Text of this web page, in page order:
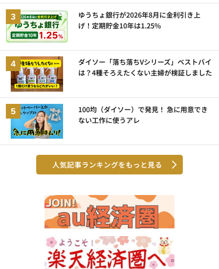
ゆうちょ銀行が2026年8月に金利引き上
げ！定期貯金10年は1.25%
ダイソー「落ち落ちVシリーズ」ベストバイ
は？4種そろえたくない主婦が検証しました
100均（ダイソー）で発見！ 急に用意でき
ない工作に使うアレ
人気記事ランキングをもっと見る